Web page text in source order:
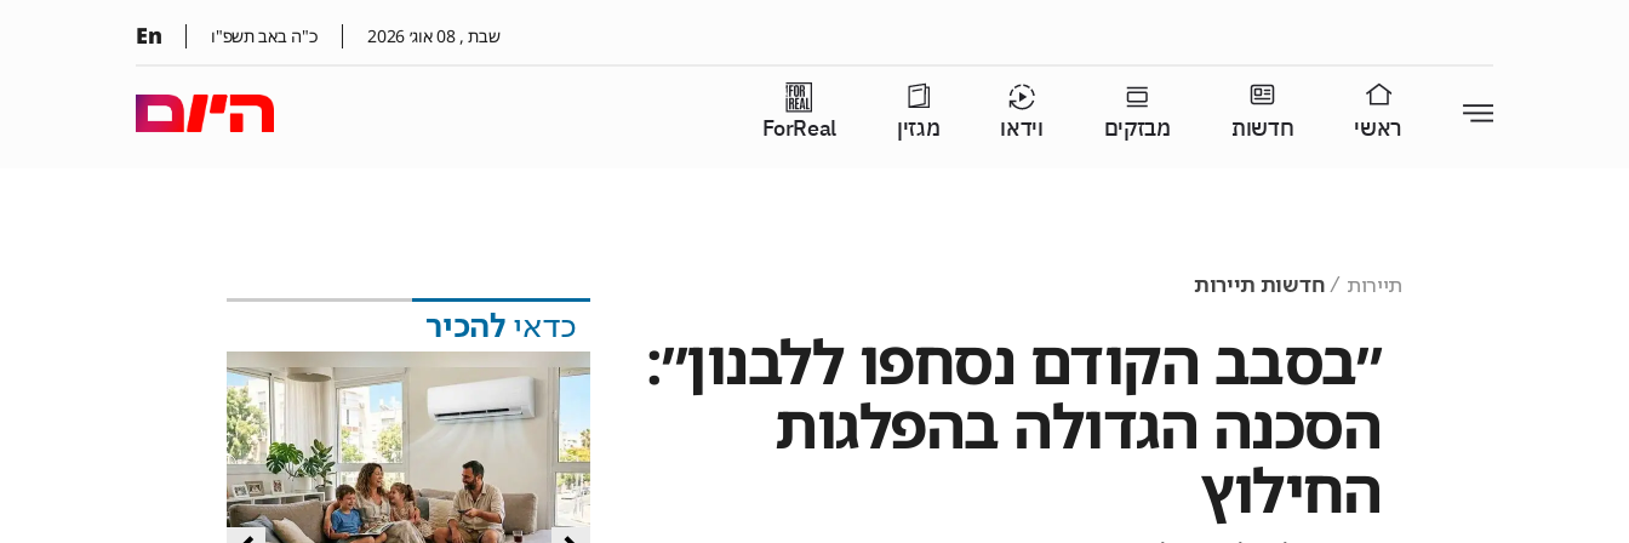
שבת , 08אוג׳ 2026 כ"ה באב תשפ"ו En
ראשי חדשות מבזקים וידאו מגזין ForReal
תיירות חדשות תיירות
״בסבב הקודם נסחפו ללבנון״:
הסכנה הגדולה בהפלגות
החילוץ
כדאי להכיר